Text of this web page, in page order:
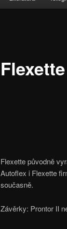
Flexette
Flexette původně
Autoflex i Flexette
současně.
Závěrky: Prontor II